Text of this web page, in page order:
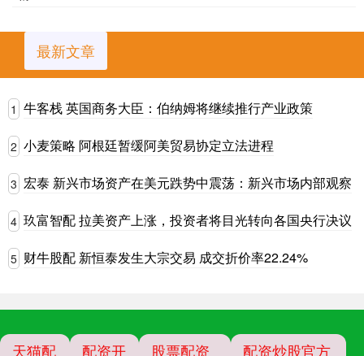
最新文章
1 牛客栈 英国商务大臣：伯纳姆将继续推行产业政策
2 小麦策略 阿根廷暂缓阿美贸易协定立法进程
3 宏泰 新兴市场资产在美元跌势中震荡：新兴市场内部观察
4 玖富智配 拉美资产上涨，投资者将目光转向各国央行决议
5 财牛股配 新恒泰发生大宗交易 成交折价率22.24%
天猫配 配资开 股票配资 配资炒股官方